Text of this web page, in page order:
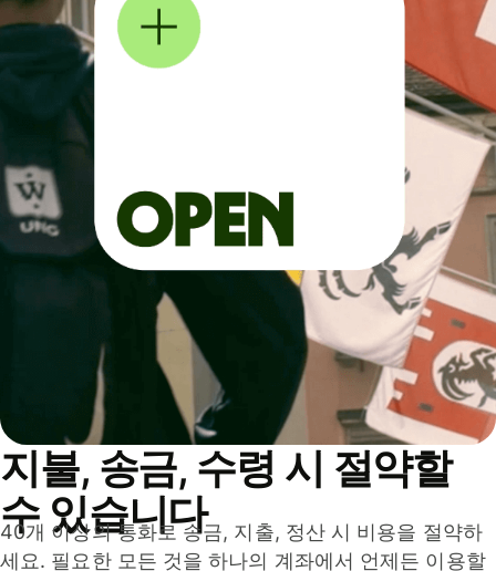
지불, 송금, 수령 시 절약할
수 있습니다
40개 이상의 통화로 송금, 지출, 정산 시 비용을 절약하
세요. 필요한 모든 것을 하나의 계좌에서 언제든 이용할